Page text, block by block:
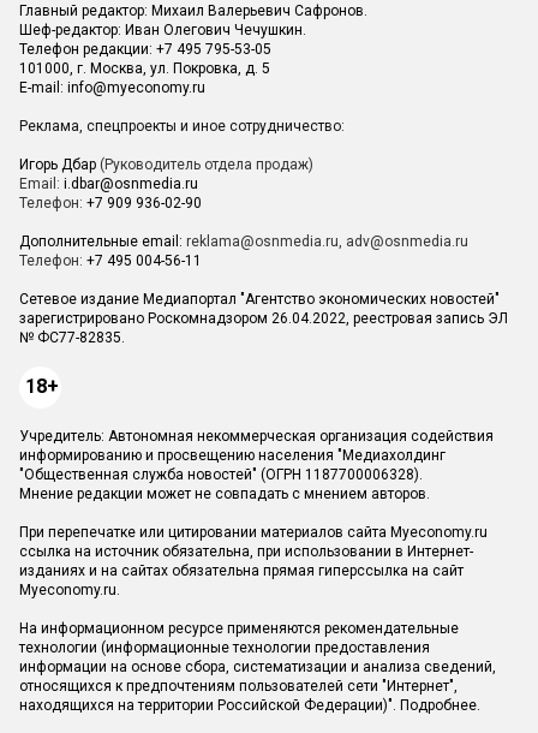
Главный редактор: Михаил Валерьевич Сафронов.
Шеф-редактор: Иван Олегович Чечушкин.
Телефон редакции: +7 495 795-53-05
101000, г. Москва, ул. Покровка, д. 5
E-mail: info@myeconomy.ru
Реклама, спецпроекты и иное сотрудничество:
Игорь Дбар (Руководитель отдела продаж)
Email: i.dbar@osnmedia.ru
Телефон: +7 909 936-02-90
Дополнительные email: reklama@osnmedia.ru, adv@osnmedia.ru
Телефон: +7 495 004-56-11
Сетевое издание Медиапортал "Агентство экономических новостей"
зарегистрировано Роскомнадзором 26.04.2022, реестровая запись ЭЛ
№ ФС77-82835.
18+
Учредитель: Автономная некоммерческая организация содействия
информированию и просвещению населения "Медиахолдинг
"Общественная служба новостей" (ОГРН 1187700006328).
Мнение редакции может не совпадать с мнением авторов.
При перепечатке или цитировании материалов сайта Myeconomy.ru
ссылка на источник обязательна, при использовании в Интернет-
изданиях и на сайтах обязательна прямая гиперссылка на сайт
Myeconomy.ru.
На информационном ресурсе применяются рекомендательные
технологии (информационные технологии предоставления
информации на основе сбора, систематизации и анализа сведений,
относящихся к предпочтениям пользователей сети "Интернет",
находящихся на территории Российской Федерации)". Подробнее.